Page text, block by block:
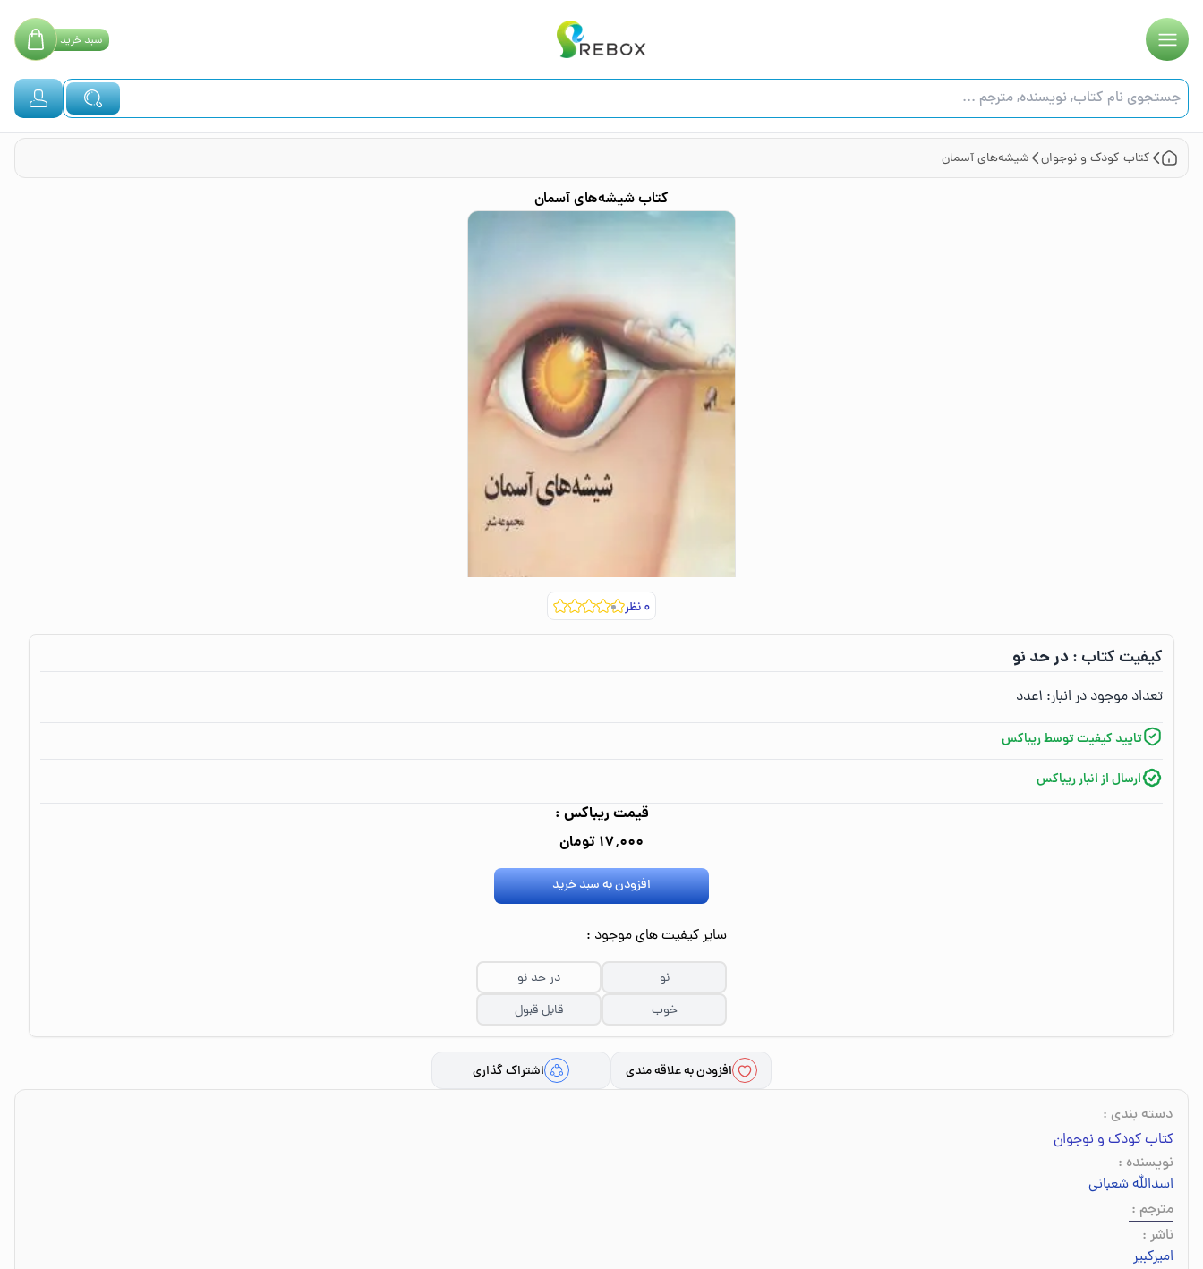
سبدخرید
کتاب کودک و نوجوان شیشه‌های آسمان
کتابشیشه‌های آسمان
۰نظر
کیفیت کتاب :‌در حد نو
تعداد موجود در انبار:‌ ۱عدد
تایید کیفیت توسط ریباکس
ارسال از انبار ریباکس
قیمت ریباکس :
۱۷٬۰۰۰ تومان
افزودن به سبد خرید
سایر کیفیت های موجود :
نو
در حد نو
خوب
قابل قبول
افزودن به علاقه مندی اشتراک گذاری
دسته بندی :
کتاب کودک و نوجوان
نویسنده :
اسدالله شعبانی
مترجم :
ناشر :
امیرکبیر